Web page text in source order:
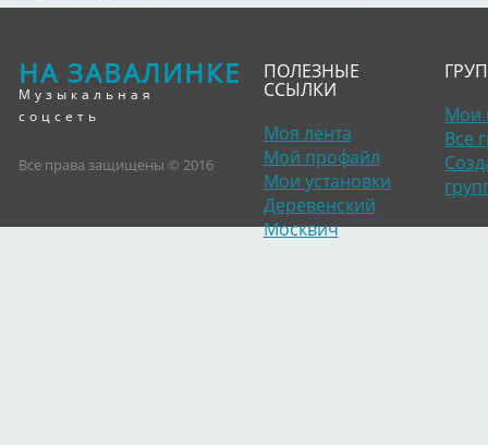
НА ЗАВАЛИНКЕ
Музыкальная
соцсеть
Все права защищены © 2016
ПОЛЕЗНЫЕ
ССЫЛКИ
Моя лента
Мой профайл
Мои установки
Деревенский
Москвич
Мои
Все